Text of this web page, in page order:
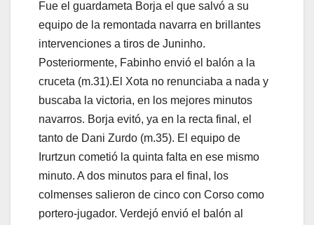
Fue el guardameta Borja el que salvó a su
equipo de la remontada navarra en brillantes
intervenciones a tiros de Juninho.
Posteriormente, Fabinho envió el balón a la
cruceta (m.31).El Xota no renunciaba a nada y
buscaba la victoria, en los mejores minutos
navarros. Borja evitó, ya en la recta final, el
tanto de Dani Zurdo (m.35). El equipo de
Irurtzun cometió la quinta falta en ese mismo
minuto. A dos minutos para el final, los
colmenses salieron de cinco con Corso como
portero-jugador. Verdejó envió el balón al